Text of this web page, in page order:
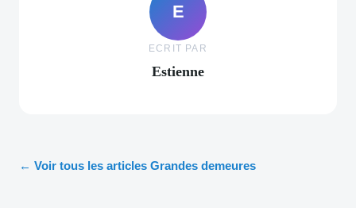
E
ECRIT PAR
Estienne
← Voir tous les articles Grandes demeures